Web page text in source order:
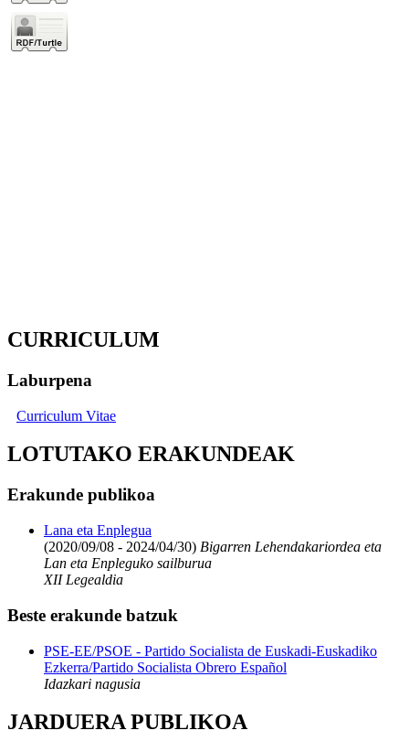
CURRICULUM
Laburpena
Curriculum Vitae
LOTUTAKO ERAKUNDEAK
Erakunde publikoa
Lana eta Enplegua
(2020/09/08 - 2024/04/30) Bigarren Lehendakariordea eta
Lan eta Enpleguko sailburua
XII Legealdia
Beste erakunde batzuk
PSE-EE/PSOE - Partido Socialista de Euskadi-Euskadiko
Ezkerra/Partido Socialista Obrero Español
Idazkari nagusia
JARDUERA PUBLIKOA